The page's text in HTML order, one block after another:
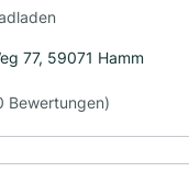
77, 59071 Hamm
Bewertungen)